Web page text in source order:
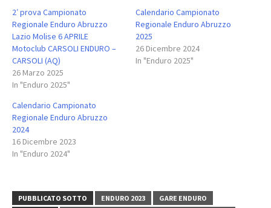
2′ prova Campionato
Regionale Enduro Abruzzo
Lazio Molise 6 APRILE
Motoclub CARSOLI ENDURO –
CARSOLI (AQ)
26 Marzo 2025
In "Enduro 2025"
Calendario Campionato
Regionale Enduro Abruzzo
2025
26 Dicembre 2024
In "Enduro 2025"
Calendario Campionato
Regionale Enduro Abruzzo
2024
16 Dicembre 2023
In "Enduro 2024"
PUBBLICATO SOTTO ENDURO 2023
GARE ENDURO